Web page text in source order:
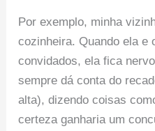
Por exemplo, minha
cozinheira. Quando ela e
convidados, ela fica
sempre dá conta do
alta), dizendo coisas
certeza ganharia um